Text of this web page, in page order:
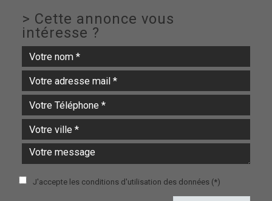
> Cette annonce vous
intéresse ?
J'accepte les conditions d'utilisation des données (*)